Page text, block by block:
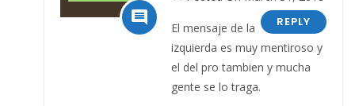

REPLY
El mensaje de la
izquierda es muy mentiroso y
el del pro tambien y mucha
gente se lo traga.